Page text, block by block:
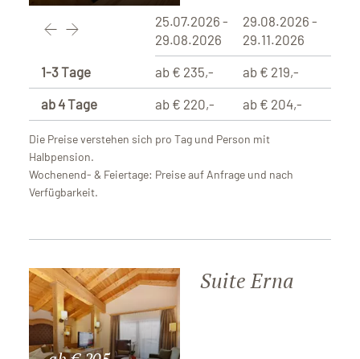
25.07.2026 -
29.08.2026
29.08.2026 -
29.11.2026
1-3 Tage
ab 4 Tage
ab € 235,-
ab € 220,-
ab € 219,-
ab € 204,-
Die Preise verstehen sich pro Tag und Person mit
Halbpension.
Wochenend- & Feiertage: Preise auf Anfrage und nach
Verfügbarkeit.
Suite Erna